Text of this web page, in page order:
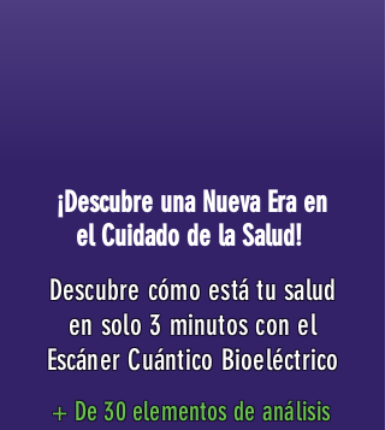
¡Descubre una Nueva Era en
el Cuidado de la Salud!
Descubre cómo está tu salud
en solo 3 minutos con el
Escáner Cuántico Bioeléctrico
+ De 30 elementos de análisis